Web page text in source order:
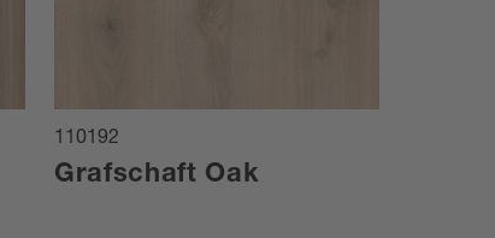
110192
Grafschaft Oak